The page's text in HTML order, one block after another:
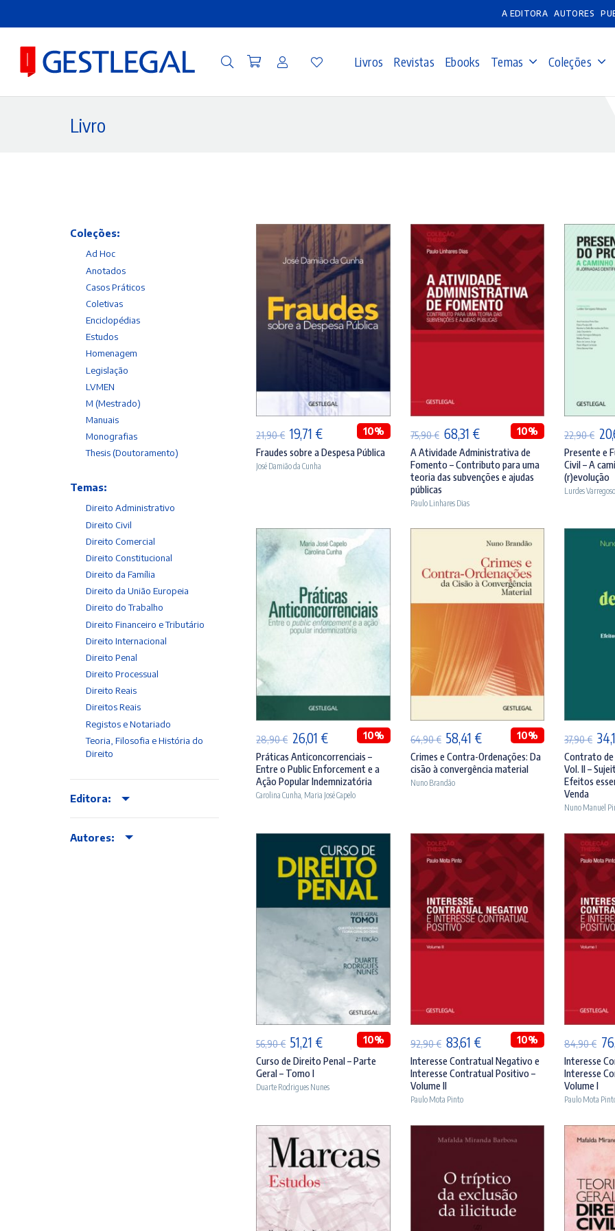
A EDITORA AUTORES
Livros Revistas Ebooks Temas Coleções
Livro
Coleções:
Ad Hoc
Anotados
Casos Práticos
Coletivas
Enciclopédias
Estudos
Homenagem
Legislação
LVMEN
M (Mestrado)
Manuais
Monografias
Thesis (Doutoramento)
Temas:
Direito Administrativo
Direito Civil
Direito Comercial
Direito Constitucional
Direito da Família
Direito da União Europeia
Direito do Trabalho
Direito Financeiro e Tributário
Direito Internacional
Direito Penal
Direito Processual
Direito Reais
Direitos Reais
Registos e Notariado
Teoria, Filosofia e História do
Direito
Editora:
Autores:
21,90€ O
preço
original
19,71 €O
preço
10%
Fraudes sobre a Despesa Pública
José Damião da Cunha
75,90€ O
preço
original
75,90 €.
68,31 €O
preço
atual
10%
A Atividade Administrativa de
Fomento – Contributo para uma
teoria das subvenções e ajudas
públicas
Paulo Linhares Dias
22,90€ O
era:
Presente e
Civil – A
(r)evolução
Lurdes
28,90€ O
preço
original
era:
26,01 €O
preço
atual
é:
10%
Práticas Anticoncorrenciais –
Entre o Public Enforcement e a
Ação Popular Indemnizatória
Carolina Cunha Maria José Capelo
ADICIONAR
64,90€ O
preço
original
58,41 €O
preço
atual
10%
Crimes e Contra-Ordenações: Da
cisão à convergência material
Nuno Brandão
37,90€ O
Contrato de
Vol. II –
Efeitos
Venda
Nuno Manuel
ADICIONAR
56,90€ O
preço
original
era:
51,21 €O
preço
10%
Curso de Direito Penal – Parte
Geral – Tomo I
Duarte Rodrigues Nunes
92,90€ O
preço
original
era:
83,61 €O
preço
atual
10%
Interesse Contratual Negativo e
Interesse Contratual Positivo –
Volume II
Paulo Mota Pinto
84,90€ O
Interesse
Interesse
Volume I
Paulo Mota